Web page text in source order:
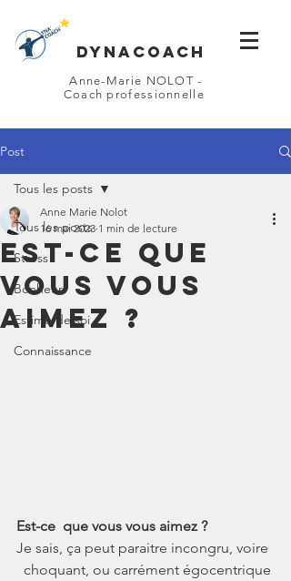
DYNACOACH
Anne-Marie NOLOT -
Coach professionnelle
Post
Tous les posts
Stress
Bonheur
Estime de soi
Connaissance
Tous les posts
Est-ce que
vous vous
aimez ?
Anne Marie Nolot
16 mai 2023 1 min de lecture
Est-ce  que vous vous aimez ?
Je sais, ça peut paraitre incongru, voire
  choquant, ou carrément égocentrique